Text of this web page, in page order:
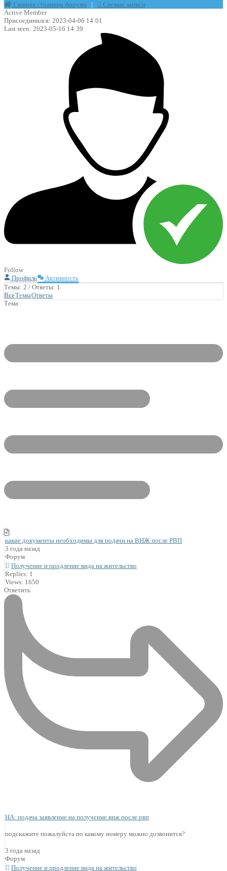
Главная страница форума |
Свежие записи
Active Member
Присоединился: 2023-04-06 14:01
Last seen: 2023-05-16 14:39
Follow
Профиль
Активность
Темы: 2 / Ответы: 1
ВсеТемыОтветы
Тема
какие документы необходимы для подачи на ВНЖ после РВП
3 года назад
Форум
Получение и продление вида на жительство
Replies: 1
Views: 1650
Ответить
НА: подача заявление на получение внж после рвп
подскажите пожалуйста по какому номеру можно дозвонится?
3 года назад
Форум
Получение и продление вида на жительство